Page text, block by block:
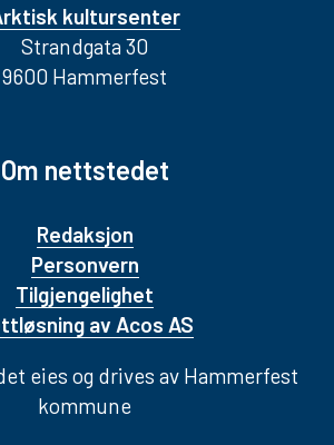
kultursenter
Strandgata 30
9600 Hammerfest
Om nettstedet
Redaksjon
Personvern
Tilgjengelighet
av Acos AS
eies og drives av Hammerfest
kommune